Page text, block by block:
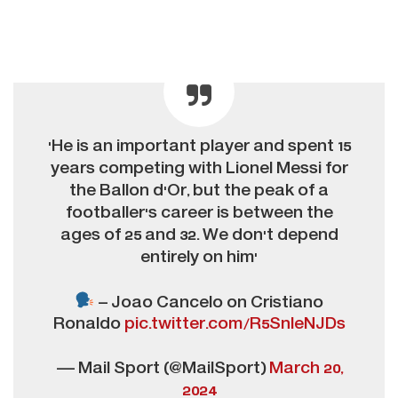
'He is an important player and spent 15
years competing with Lionel Messi for
the Ballon d'Or, but the peak of a
footballer's career is between the
ages of 25 and 32. We don't depend
entirely on him'
– Joao Cancelo on Cristiano
Ronaldo pic.twitter.com/R5SnleNJDs
— Mail Sport (@MailSport)March 20,
2024